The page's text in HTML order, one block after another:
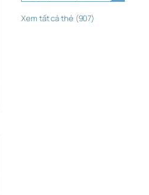
Xem tất cả thẻ (907)